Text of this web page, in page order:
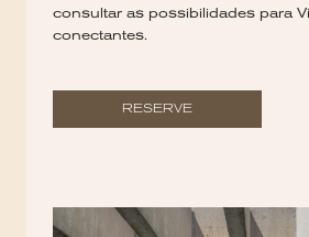
consultar as possibilidades para
conectantes.
RESERVE